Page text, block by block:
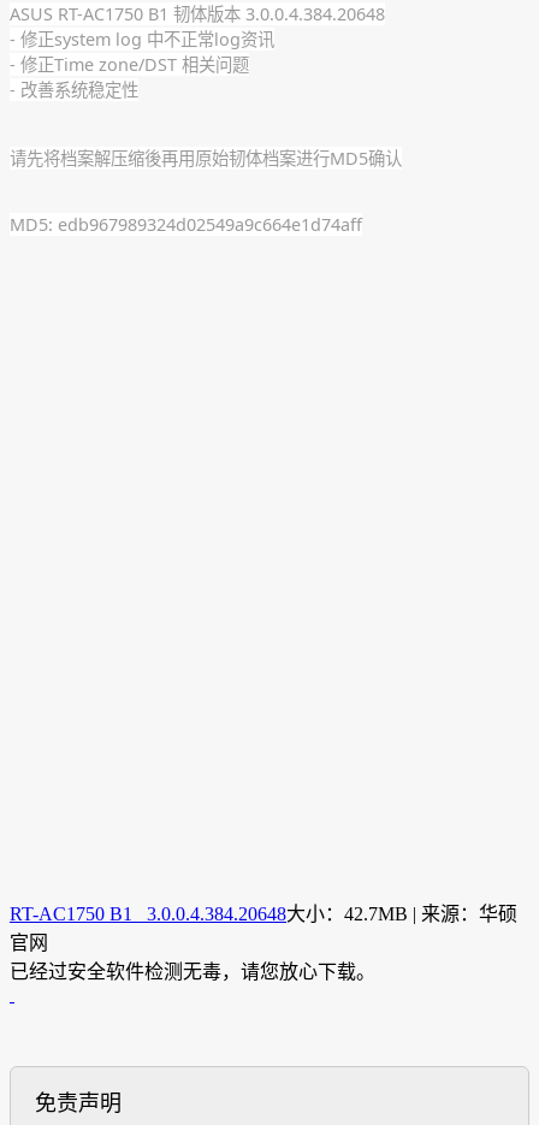
ASUS RT-AC1750 B1 韧体版本 3.0.0.4.384.20648
- 修正system log 中不正常log资讯
- 修正Time zone/DST 相关问题
- 改善系统稳定性
请先将档案解压缩後再用原始韧体档案进行MD5确认
MD5: edb967989324d02549a9c664e1d74aff
RT-AC1750 B1 3.0.0.4.384.20648大小：42.7MB | 来源：华硕
官网
已经过安全软件检测无毒，请您放心下载。
免责声明